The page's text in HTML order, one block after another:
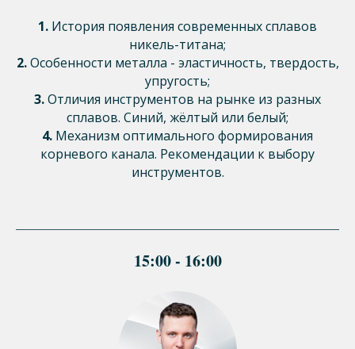
1. История появления современных сплавов
никель-титана;
2.Особенности металла - эластичность, твердость,
упругость;
3.Отличия инструментов на рынке из разных
сплавов. Синий, жёлтый или белый;
4. Механизм оптимального формирования
корневого канала. Рекомендации к выбору
инструментов.
15:00 - 16:00